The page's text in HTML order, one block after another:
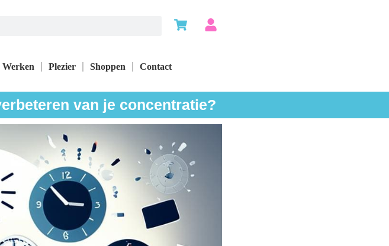
Werken Plezier Shoppen Contact
van je concentratie?